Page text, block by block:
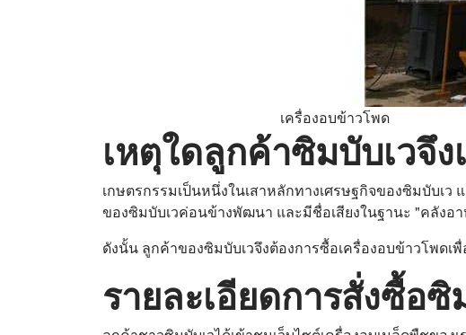
เครื่องอบข้าวโพด
เหตุใดลูกค้าซิมบับเวจึ
เกษตรกรรมเป็นหนึ่งในเสาหลักทางเศรษฐกิจของซิมบับเ
ของซิมบับเวค่อนข้างพัฒนา และมีชื่อเสียงในฐานะ "คลังอ
ดังนั้น ลูกค้าของซิมบับเวจึงต้องการซื้อเครื่องอบข้าวโพดเ
รายละเอียดการสั่งซื้อ